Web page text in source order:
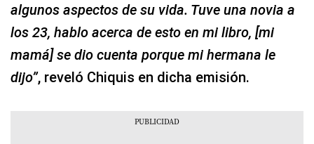
algunos aspectos de su vida. Tuve una novia a
los 23, hablo acerca de esto en mi libro, [mi
mamá] se dio cuenta porque mi hermana le
dijo”, reveló Chiquis en dicha emisión.